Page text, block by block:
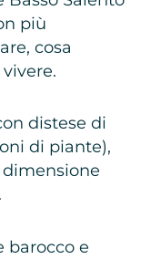
più
cosa
distese di
di piante),
barocco e